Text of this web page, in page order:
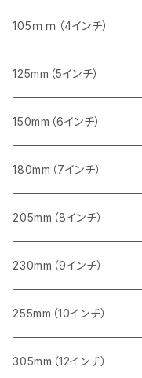
セグメント（特殊凸凹加工チップ
セグメント
セグメント（一般道路カッター用
473mm（18インチ）
セグメント（一般道路カッター用
セグメント
セグメント（特殊凸凹加工チップ
355mm（14インチ）
セグメント
セグメント（特殊凸凹加工チップ
405mm（16インチ）
セグメントタイプ
砥石（補強綱入り）
砥石（補強綱入り）
355mm（14インチ）
砥石（補強綱入り）
255ｍｍ（10インチ）
一般道路カッター用
305ｍｍ（12インチ）
一般道路カッター用
355ｍｍ（14インチ）
一般道路カッター用
405mm（16インチ）
一般道路カッター用
455ｍｍ（18インチ）
一般道路カッター用
105ｍｍ（4インチ）
タイル切断用
みかげ石（御影石）切断用
コンクリート切断用
ブロック切断用
レンガ切断用
インターロッキング切断用
鋳鉄管切断用
125mm（5インチ）
タイル切断用
みかげ石（御影石）切断用
コンクリート切断用
ブロック切断用
レンガ切断用
インターロッキング切断用
150mm（6インチ）
みかげ石（御影石）切断用
コンクリート切断用
ブロック切断用
レンガ切断用
インターロッキング切断用
180mm（7インチ）
みかげ石（御影石）切断用
コンクリート切断用
ブロック切断用
レンガ切断用
205mm（8インチ）
みかげ石（御影石）切断用
コンクリート切断用
ブロック切断用
230mm（9インチ）
みかげ石（御影石）切断用
コンクリート切断用
255mm（10インチ）
コンクリート切断用
305mm（12インチ）